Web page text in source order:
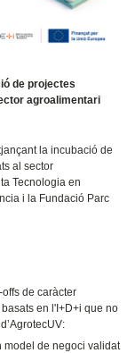
de projectes
agroalimentari
la incubació de
al sector
Tecnologia en
i la Fundació Parc
de caràcter
en l'I+D+i que no
model de negoci validat